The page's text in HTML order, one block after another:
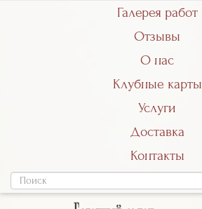
Галерея работ
Отзывы
О нас
Клубные карты
Услуги
Доставка
Контакты